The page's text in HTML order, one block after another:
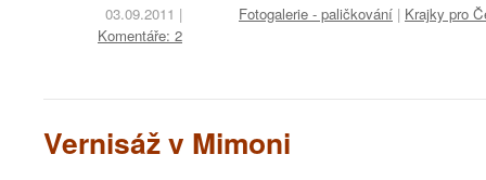
03.09.2011 |
Komentáře: 2
Fotogalerie - paličkování | Krajky pro
Vernisáž v Mimoni